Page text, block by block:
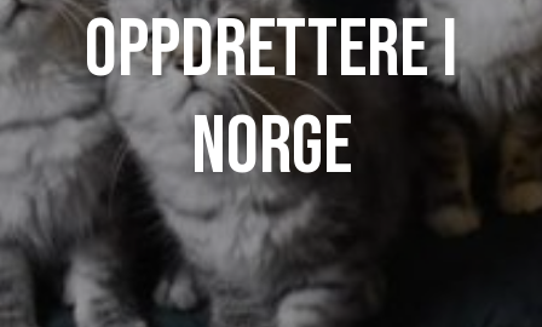
Oppdrettere i
Norge